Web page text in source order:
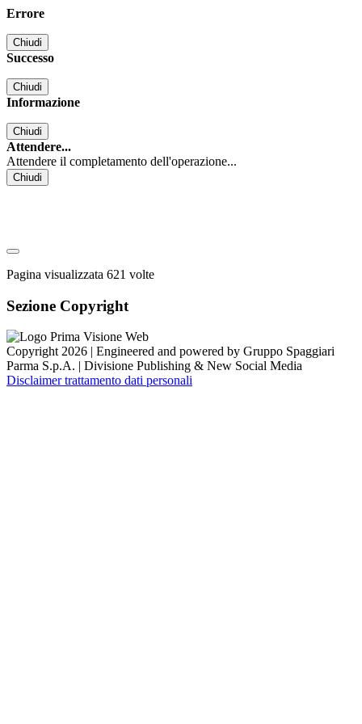
Errore
Chiudi
Successo
Chiudi
Informazione
Chiudi
Attendere...
Attendere il completamento dell'operazione...
Chiudi
Pagina visualizzata 621 volte
Sezione Copyright
Copyright 2026 | Engineered and powered by Gruppo Spaggiari
Parma S.p.A. | Divisione Publishing & New Social Media
Disclaimer trattamento dati personali